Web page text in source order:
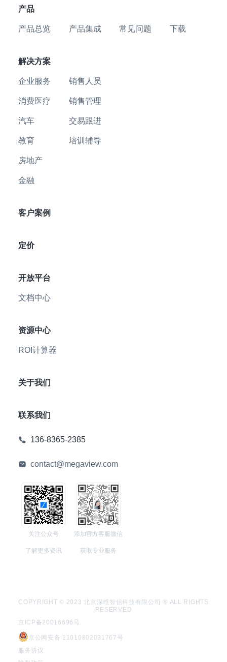
产品
产品总览 产品集成 常见问题 下载
解决方案
企业服务
消费医疗
汽车
教育
房地产
金融
销售人员
销售管理
交易跟进
培训辅导
客户案例
定价
开放平台
文档中心
资源中心
ROI计算器
关于我们
联系我们
136-8365-2385
contact@megaview.com
关注公众号
了解更多资讯
添加官方客服微信
获取专业服务
COPYRIGHT © 2023 北京深维智信科技有限公司 ® ALL RIGHTS
RESERVED
京ICP备20016696号
京公网安备 11010802031767号
服务协议